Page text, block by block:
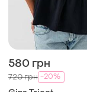
580 грн
720 грн -20%